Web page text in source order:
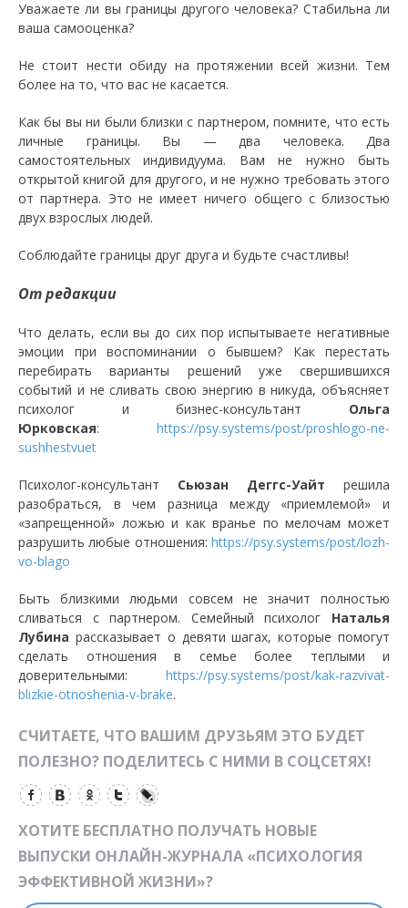
Уважаете ли вы границы другого человека? Стабильна ли
ваша самооценка?
Не стоит нести обиду на протяжении всей жизни. Тем
более на то, что вас не касается.
Как бы вы ни были близки с партнером, помните, что есть
личные границы. Вы — два человека. Два
самостоятельных индивидуума. Вам не нужно быть
открытой книгой для другого, и не нужно требовать этого
от партнера. Это не имеет ничего общего с близостью
двух взрослых людей.
Соблюдайте границы друг друга и будьте счастливы!
От редакции
Что делать, если вы до сих пор испытываете негативные
эмоции при воспоминании о бывшем? Как перестать
перебирать варианты решений уже свершившихся
событий и не сливать свою энергию в никуда, объясняет
психолог и бизнес-консультант Ольга
Юрковская: https://psy.systems/post/proshlogo-ne-
sushhestvuet
Психолог-консультант Сьюзан Деггс-Уайт решила
разобраться, в чем разница между «приемлемой» и
«запрещенной» ложью и как вранье по мелочам может
разрушить любые отношения: https://psy.systems/post/lozh-
vo-blago
Быть близкими людьми совсем не значит полностью
сливаться с партнером. Семейный психолог Наталья
Лубина рассказывает о девяти шагах, которые помогут
сделать отношения в семье более теплыми и
доверительными: https://psy.systems/post/kak-razvivat-
blizkie-otnoshenia-v-brake.
СЧИТАЕТЕ, ЧТО ВАШИМ ДРУЗЬЯМ ЭТО БУДЕТ
ПОЛЕЗНО? ПОДЕЛИТЕСЬ С НИМИ В СОЦСЕТЯХ!
ХОТИТЕ БЕСПЛАТНО ПОЛУЧАТЬ НОВЫЕ
ВЫПУСКИ ОНЛАЙН-ЖУРНАЛА «ПСИХОЛОГИЯ
ЭФФЕКТИВНОЙ ЖИЗНИ»?